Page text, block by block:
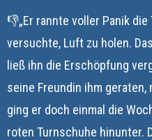
👎„Er rannte voller Panik
versuchte, Luft zu holen.
ließ ihn die Erschöpfung
seine Freundin ihm geraten,
ging er doch einmal die
roten Turnschuhe hinunter.